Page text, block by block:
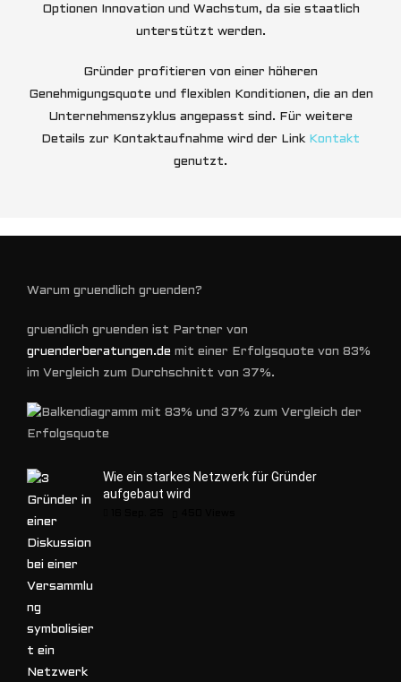
Optionen Innovation und Wachstum, da sie staatlich
unterstützt werden.
Gründer profitieren von einer höheren
Genehmigungsquote und flexiblen Konditionen, die an den
Unternehmenszyklus angepasst sind. Für weitere
Details zur Kontaktaufnahme wird der Link Kontakt
genutzt.
Warum gruendlich gruenden?
gruendlich gruenden ist Partner von
gruenderberatungen.de mit einer Erfolgsquote von 83%
im Vergleich zum Durchschnitt von 37%.
Wie ein starkes Netzwerk für Gründer
aufgebaut wird